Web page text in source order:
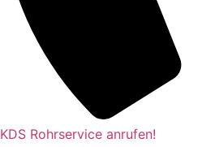
KDS Rohrservice anrufen!